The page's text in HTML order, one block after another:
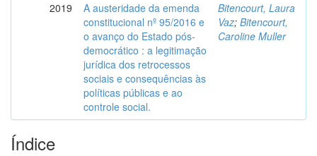
2019
A austeridade da emenda
constitucional nº 95/2016 e
o avanço do Estado pós-
democrático : a legitimação
jurídica dos retrocessos
sociais e consequências às
políticas públicas e ao
controle social.
Bitencourt, Laura
Vaz; Bitencourt,
Caroline Muller
Índice